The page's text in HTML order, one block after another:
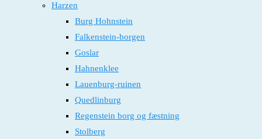
Harzen
Burg Hohnstein
Falkenstein-borgen
Goslar
Hahnenklee
Lauenburg-ruinen
Quedlinburg
Regenstein borg og fæstning
Stolberg